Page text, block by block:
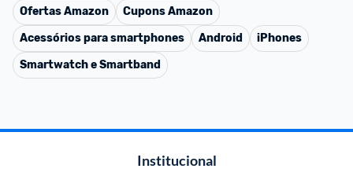
OfertasAmazon CuponsAmazon
Acessórios para smartphones
Android
iPhones
Smartwatch e Smartband
Institucional